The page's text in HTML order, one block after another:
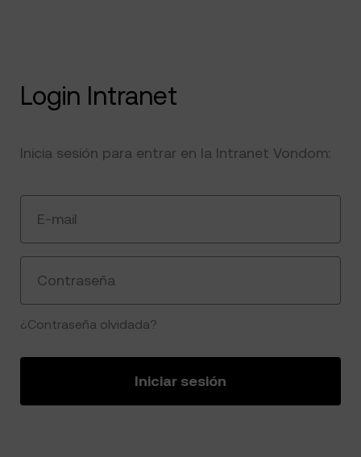
Login Intranet
Inicia sesión para entrar en la Intranet Vondom:
E-mail
Contraseña
¿Contraseña olvidada?
Iniciar sesión